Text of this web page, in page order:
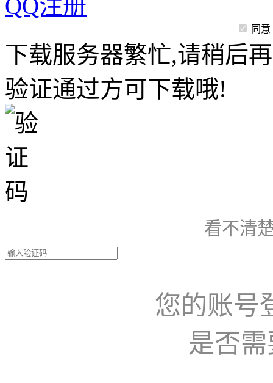
QQ注册
同意
下载服务器繁忙,请稍后
验证通过方可下载哦!
看不清
您的账号
是否